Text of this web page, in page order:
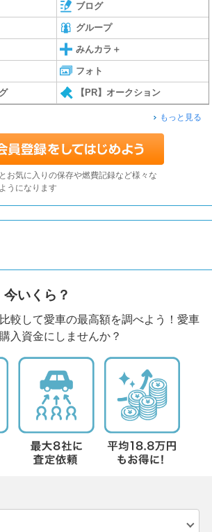
ブログ
グループ
みんカラ＋
フォト
【PR】オークション
もっと見る
お気に入りの保存や燃費記録など様々な
うになります
いくら？
較して愛車の最高額を調べよう！愛車
入資金にしませんか？